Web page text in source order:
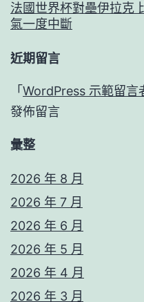
法國世界杯對壘伊拉克
氣一度中斷
近期留言
「 WordPress 示範留言
發佈留言
彙整
2026 年 8 月
2026 年 7 月
2026 年 6 月
2026 年 5 月
2026 年 4 月
2026 年 3 月